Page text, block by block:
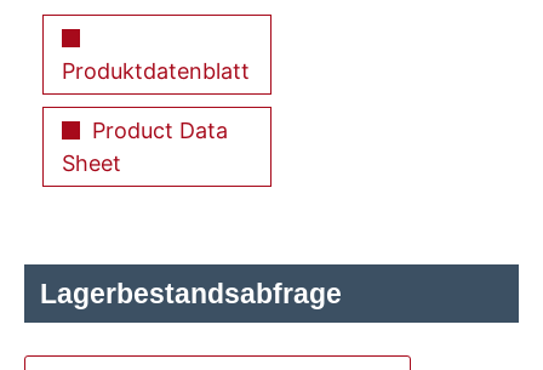
Produktdatenblatt
Product Data
Sheet
Lagerbestandsabfrage